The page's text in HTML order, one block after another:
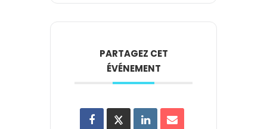
PARTAGEZ CET
ÉVÉNEMENT